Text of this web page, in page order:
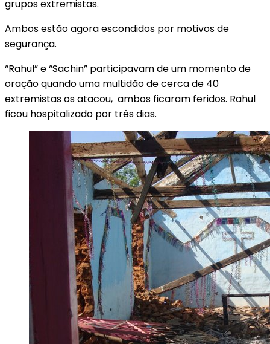
grupos extremistas.
Ambos estão agora escondidos por motivos de
segurança.
“Rahul” e “Sachin” participavam de um momento de
oração quando uma multidão de cerca de 40
extremistas os atacou, ambos ficaram feridos. Rahul
ficou hospitalizado por três dias.